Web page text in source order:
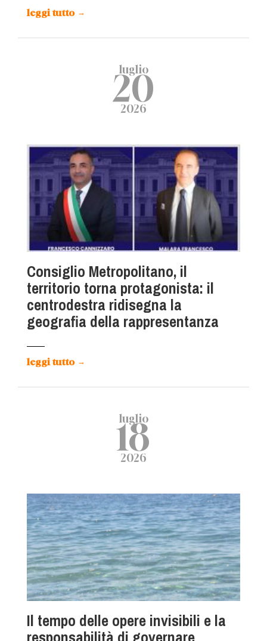
leggi tutto →
luglio
20
2026
Consiglio Metropolitano, il
territorio torna protagonista: il
centrodestra ridisegna la
geografia della rappresentanza
leggi tutto →
luglio
18
2026
Il tempo delle opere invisibili e la